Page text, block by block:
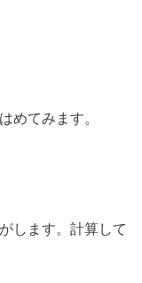
めてみます。
します。計算して